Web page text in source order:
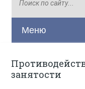
Меню
занятости